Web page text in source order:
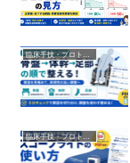
臨床手技・プロトコル